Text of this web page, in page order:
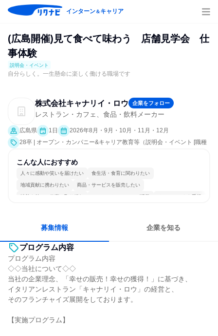
インターン＆キャリア
(広島開催)見て食べて味わう 店舗見学会 仕
事体験
説明会・イベント
自分らしく。一生懸命に楽しく働ける職場です
株式会社キャナリイ・ロウ 企業をフォロー
レストラン・カフェ、食品・飲料メーカー
広島県 1日
2026年8月・9月・10月・11月・12月
28卒 | オープン・カンパニー&キャリア教育等（説明会・イベント [職種
界研究]）
こんな人におすすめ
人々に感動や笑いを届けたい 食生活・食育に関わりたい
地域貢献に携わりたい 商品・サービスを販売したい
情熱を持って仕事に取り組む コミュニケーションが活発 チームワークを重視
募集情報 企業を知る
プログラム内容
プログラム内容
◇◇当社について◇◇
当社の企業理念、「幸せの販売！幸せの獲得！」に基づき、
イタリアンレストラン「キャナリイ・ロウ」の経営と、
そのフランチャイズ展開をしております。
【実施プログラム】